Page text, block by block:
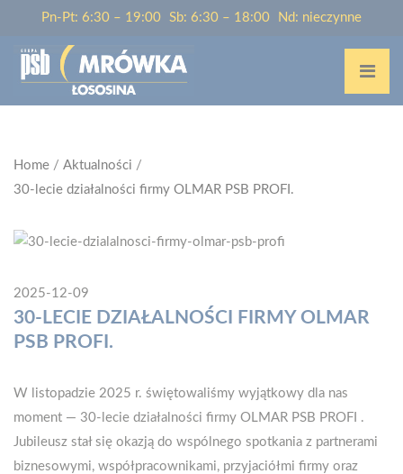
Pn-Pt: 6:30 – 19:00 Sb: 6:30 – 18:00 Nd: nieczynne
Home / Aktualności /
30-lecie działalności firmy OLMAR PSB PROFI.
2025-12-09
30-LECIE DZIAŁALNOŚCI FIRMY OLMAR
PSB PROFI.
W listopadzie 2025 r. świętowaliśmy wyjątkowy dla nas
moment — 30-lecie działalności firmy OLMAR PSB PROFI .
Jubileusz stał się okazją do wspólnego spotkania z partnerami
biznesowymi, współpracownikami, przyjaciółmi firmy oraz